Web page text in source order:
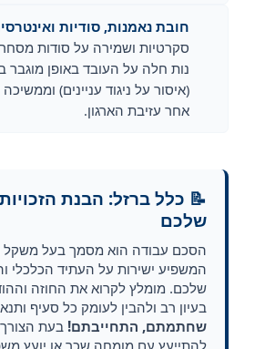
חובת נאמנות, סודיות
סקרטיות ושמירה על סודות
נות חלה על העובד באופן מוגבר
(איסור על ניגוד עניינים)
אחר עזיבת הארגון.
📝 כלל ברזל: הבנת
שלכם
הסכם עבודה הוא מסמך בעל משקל
המשפיע ישירות על העתיד הכלכלי
שלכם. מומלץ לקרוא את החוזה
בעיון רב ולהבין לעומק כל סעיף
שחתמתם, התחייבתם! בעת
להתייעץ עם מומחה שכר או יועץ